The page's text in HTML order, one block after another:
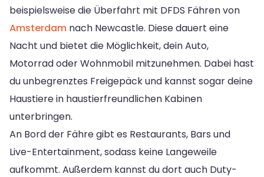
beispielsweise die Überfahrt mit DFDS Fähren von
Amsterdam nach Newcastle. Diese dauert eine
Nacht und bietet die Möglichkeit, dein Auto,
Motorrad oder Wohnmobil mitzunehmen. Dabei hast
du unbegrenztes Freigepäck und kannst sogar deine
Haustiere in haustierfreundlichen Kabinen
unterbringen.
An Bord der Fähre gibt es Restaurants, Bars und
Live-Entertainment, sodass keine Langeweile
aufkommt. Außerdem kannst du dort auch Duty-